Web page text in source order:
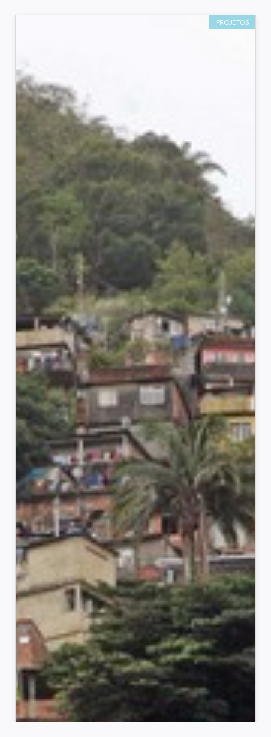
PROJETOS